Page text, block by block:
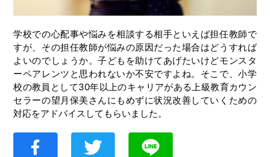
学校での心配事や悩みを相談する相手といえば担任教師で
すが、その担任教師が悩みの原因だった場合はどうすれば
よいのでしょうか。子どもを助けてあげたいけどモンスタ
ーペアレンツと思われないか不安ですよね。そこで、小学
校の教員として30年以上のキャリアがある上級教育カウン
セラーの望月保美さんにもめずに状況改善していくための
対応をアドバイスしてもらいました。